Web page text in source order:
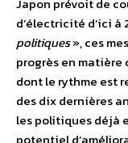
Japon prévoit de
d’électricité d’ici à
politiques», ces
progrès en
dont le rythme est
des dix dernières
les politiques déjà